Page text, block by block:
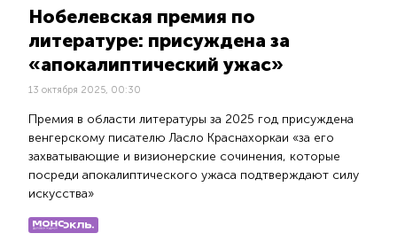
Нобелевская премия по
литературе: присуждена за
«апокалиптический ужас»
13 октября 2025, 00:30
Премия в области литературы за 2025 год присуждена
венгерскому писателю Ласло Краснахоркаи «за его
захватывающие и визионерские сочинения, которые
посреди апокалиптического ужаса подтверждают силу
искусства»